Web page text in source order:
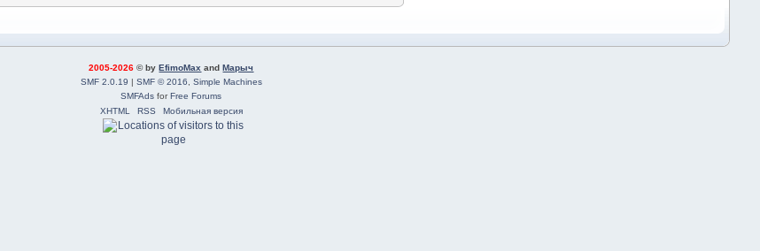
2005-2026 © byEfimoMax andМарыч
SMF 2.0.19 | SMF © 2016
Simple Machines
SMFAds forFree Forums
XHTML
RSS Мобильная версия